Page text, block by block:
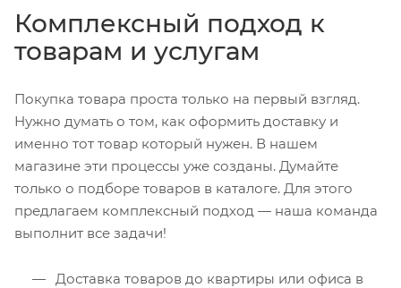
Комплексный подход к
товарам и услугам
Покупка товара проста только на первый взгляд.
Нужно думать о том, как оформить доставку и
именно тот товар который нужен. В нашем
магазине эти процессы уже созданы. Думайте
только о подборе товаров в каталоге. Для этого
предлагаем комплексный подход — наша команда
выполнит все задачи!
Доставка товаров до квартиры или офиса в